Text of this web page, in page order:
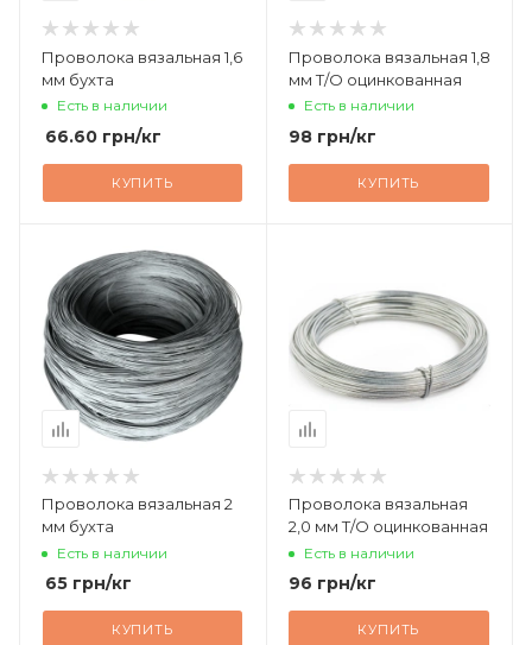
Проволока вязальная 1,6
мм бухта
Есть в наличии
66.60 грн/кг
КУПИТЬ
Проволока вязальная 1,8
мм Т/О оцинкованная
Есть в наличии
98грн/кг
КУПИТЬ
Проволока вязальная 2
мм бухта
Есть в наличии
65 грн/кг
КУПИТЬ
Проволока вязальная
2,0 мм Т/О оцинкованная
Есть в наличии
96 грн/кг
КУПИТЬ